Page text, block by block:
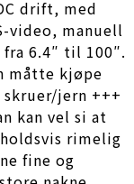
drift, med
video, manuell
6.4″ til 100″.
måtte kjøpe
jern +++
kan vel si at
rimelig
fine og